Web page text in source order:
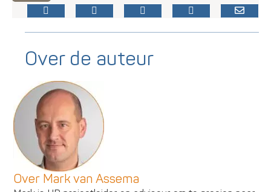
Over de auteur
Over Mark van Assema